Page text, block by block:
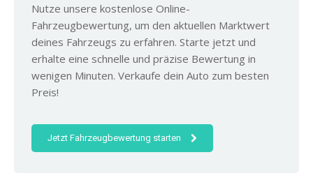
Nutze unsere kostenlose Online-
Fahrzeugbewertung, um den aktuellen Marktwert
deines Fahrzeugs zu erfahren. Starte jetzt und
erhalte eine schnelle und präzise Bewertung in
wenigen Minuten. Verkaufe dein Auto zum besten
Preis!
Jetzt Fahrzeugbewertung starten